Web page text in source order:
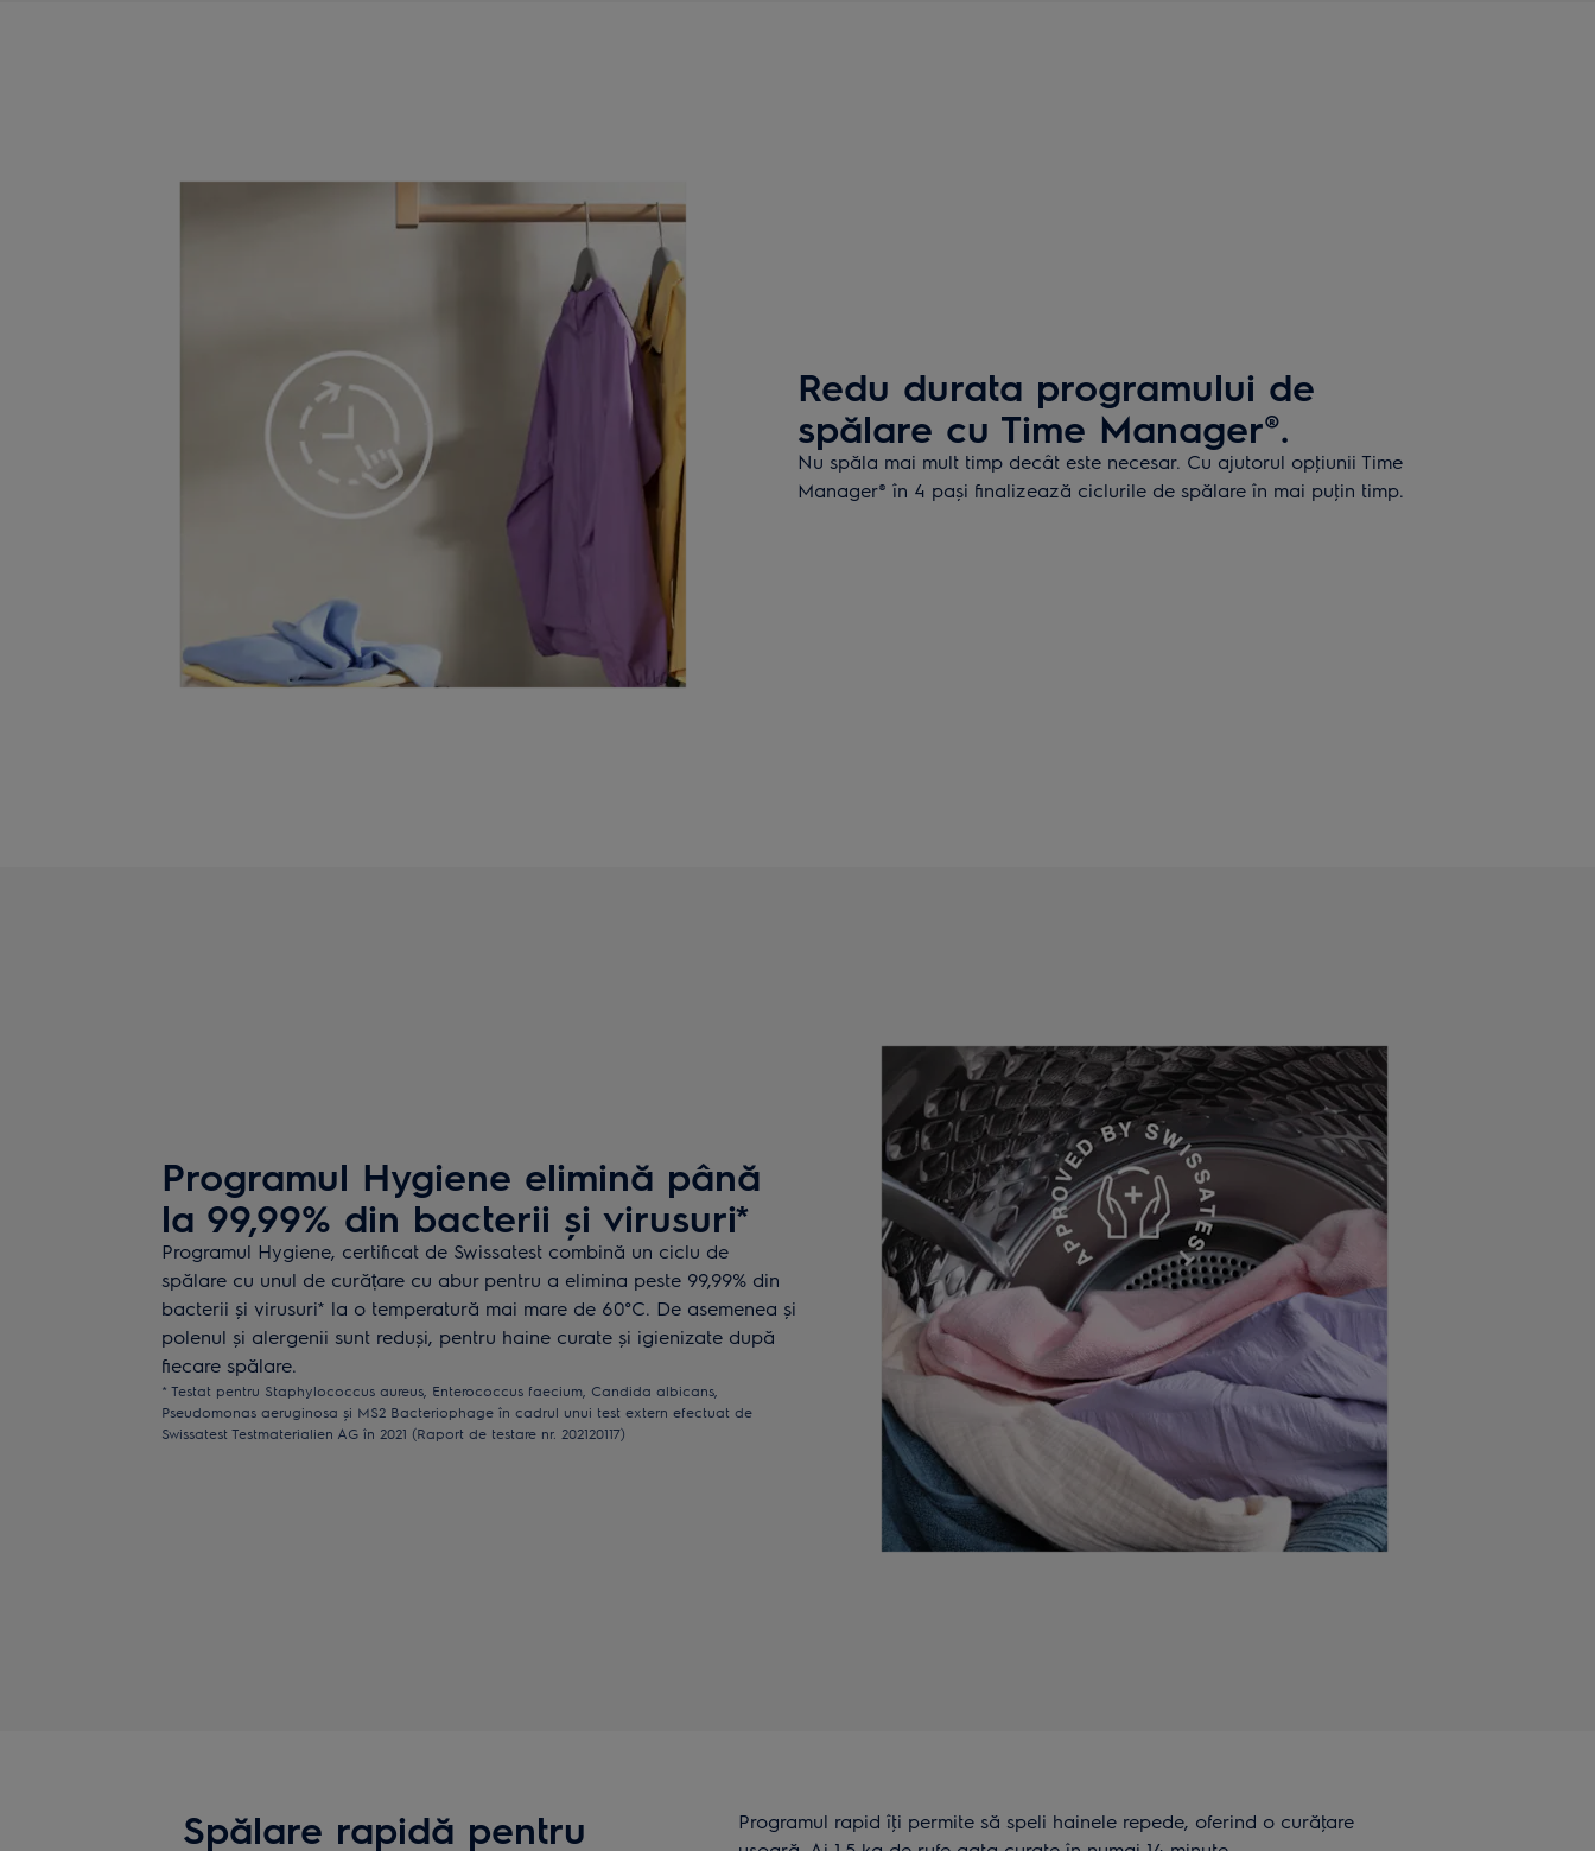
Redu durata programului de
spălare cu Time Manager®.
Nu spăla mai mult timp decât este necesar. Cu ajutorul opţiunii Time
Manager® în 4 pași finalizează ciclurile de spălare în mai puţin timp.
Programul Hygiene elimină până
la 99,99% din bacterii și virusuri*
Programul Hygiene, certificat de Swissatest combină un ciclu de
spălare cu unul de curățare cu abur pentru a elimina peste 99,99% din
bacterii și virusuri* la o temperatură mai mare de 60°C. De asemenea și
polenul și alergenii sunt reduși, pentru haine curate și igienizate după
fiecare spălare.
* Testat pentru Staphylococcus aureus, Enterococcus faecium, Candida albicans,
Pseudomonas aeruginosa și MS2 Bacteriophage în cadrul unui test extern efectuat de
Swissatest Testmaterialien AG în 2021 (Raport de testare nr. 202120117)
Spălare rapidă pentru
Programul rapid îţi permite să speli hainele repede, oferind o curăţare